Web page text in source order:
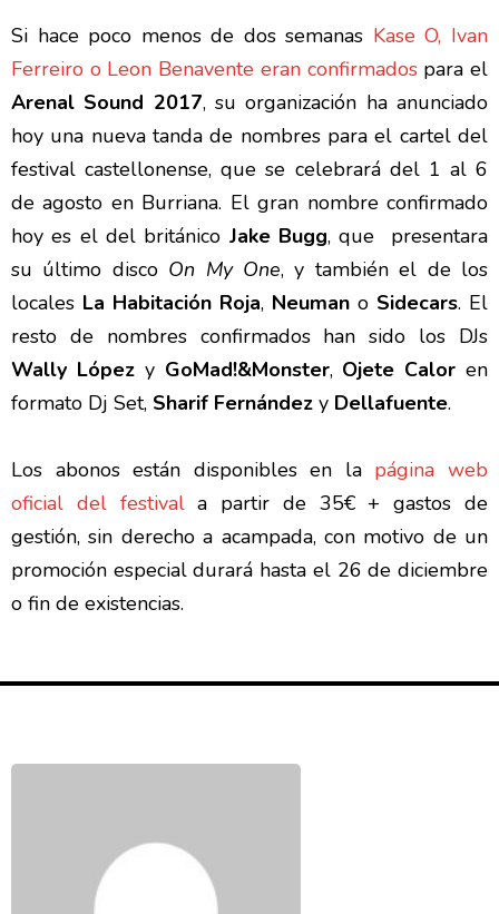
Si hace poco menos de dos semanas Kase O, Ivan
Ferreiro o Leon Benavente eran confirmadospara el
Arenal Sound 2017, su organización ha anunciado
hoy una nueva tanda de nombres para el cartel del
festival castellonense, que se celebrará del 1 al 6
de agosto en Burriana. El gran nombre confirmado
hoy es el del británico Jake Bugg, que presentara
su último disco On My One, y también el de los
locales La Habitación Roja, Neuman o Sidecars. El
resto de nombres confirmados han sido los DJs
Wally Lópezy GoMad!&Monster, Ojete Calor en
formato Dj Set, Sharif Fernández y Dellafuente.
Los abonos están disponibles en la página web
oficial del festivala partir de 35€ + gastos de
gestión, sin derecho a acampada, con motivo de un
promoción especial durará hasta el 26 de diciembre
o fin de existencias.